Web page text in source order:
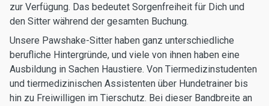
zur Verfügung. Das bedeutet Sorgenfreiheit für Dich und
den Sitter während der gesamten Buchung.
Unsere Pawshake-Sitter haben ganz unterschiedliche
berufliche Hintergründe, und viele von ihnen haben eine
Ausbildung in Sachen Haustiere. Von Tiermedizinstudenten
und tiermedizinischen Assistenten über Hundetrainer bis
hin zu Freiwilligen im Tierschutz. Bei dieser Bandbreite an